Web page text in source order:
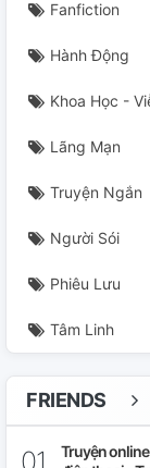
Fanfiction
Hành Động
Khoa Học -
Lãng Mạn
Truyện Ngắn
Người Sói
Phiêu Lưu
Tâm Linh
FRIENDS
Truyện